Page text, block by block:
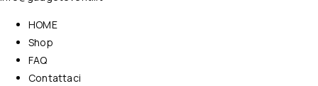
HOME
Shop
FAQ
Contattaci